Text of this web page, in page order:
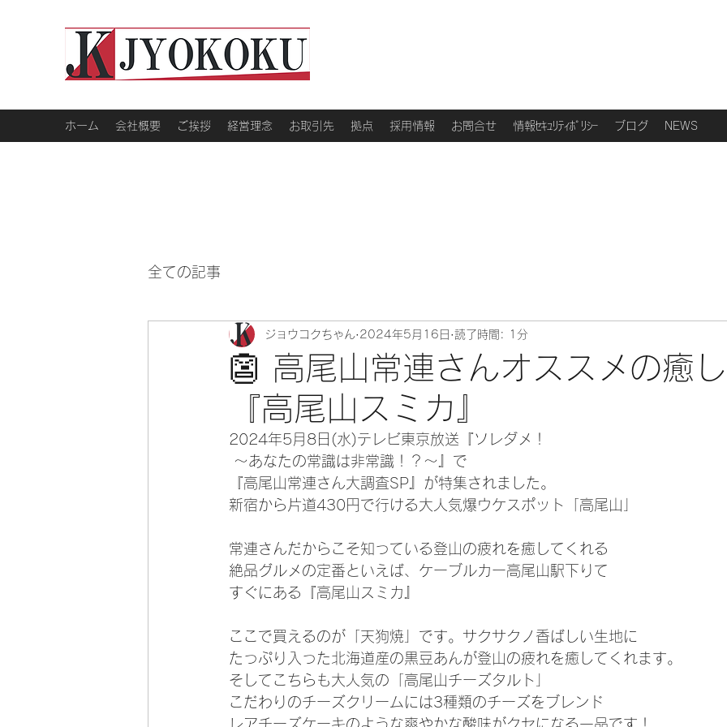
ホーム 会社概要 ご挨拶 経営理念 お取引先 拠点 採用情報 お問合せ 情報ｾｷｭﾘﾃｨﾎﾟﾘｼｰ ブログ NEWS
全ての記事
👺 高尾山常連さんオススメの癒
『高尾山スミカ』
ジョウコクちゃん 2024年5月16日 読了時間: 1分
2024年5月8日(水)テレビ東京放送『ソレダメ！
～あなたの常識は非常識！？～』で
『高尾山常連さん大調査SP』が特集されました。
新宿から片道430円で行ける大人気爆ウケスポット「高尾山」
常連さんだからこそ知っている登山の疲れを癒してくれる
絶品グルメの定番といえば、ケーブルカー高尾山駅下りて
すぐにある『高尾山スミカ』
ここで買えるのが「天狗焼」です。サクサクノ香ばしい生地に
たっぷり入った北海道産の黒豆あんが登山の疲れを癒してくれます。
そしてこちらも大人気の「高尾山チーズタルト」
こだわりのチーズクリームには3種類のチーズをブレンド
レアチーズケーキのような爽やかな酸味がクセになる一品です！